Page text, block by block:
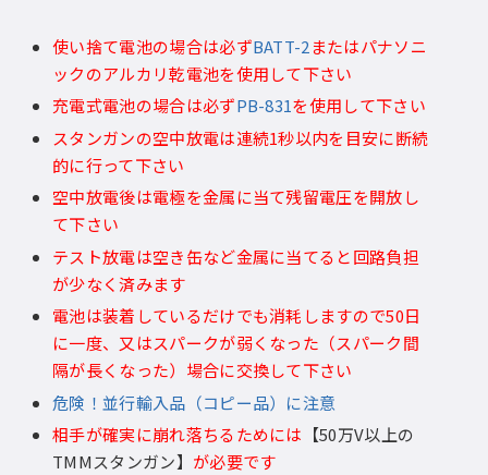
使い捨て電池の場合は必ずBATT-2 またはパナソニ
ックのアルカリ乾電池を使用して下さい
充電式電池の場合は必ずPB-831を使用して下さい
スタンガンの空中放電は連続1秒以内を目安に断続
的に行って下さい
空中放電後は電極を金属に当て残留電圧を開放し
て下さい
テスト放電は空き缶など金属に当てると回路負担
が少なく済みます
電池は装着しているだけでも消耗しますので50日
に一度、又はスパークが弱くなった（スパーク間
隔が長くなった）場合に交換して下さい
危険！並行輸入品（コピー品）に注意
相手が確実に崩れ落ちるためには 【50万V以上の
TMMスタンガン】 が必要です